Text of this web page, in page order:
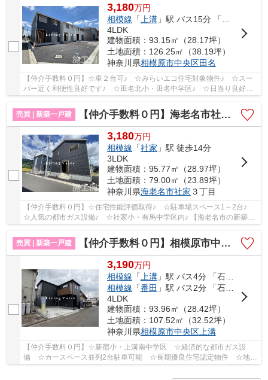
3,180万円
相模線 「 上溝」駅 バス15分 「田名バスターミナル」 停歩6分
4LDK
建物面積：93.15㎡（28.17坪）
土地面積：126.25㎡（38.19坪）
神奈川県相模原市中央区田名
【仲介手数料０円】☆車２台可♪ ☆みらいエコ住宅対象物件♪ ☆スー
パー近く利便性良好です♪ ☆田名北小・田名中学区♪ ☆日当り良好で
売買 | 新築一戸建
【仲介手数料０円】海老名市社家第18 新築一戸建て 全3棟
3,180万円
相模線 「社家 」駅 徒歩14分
3LDK
建物面積：95.77㎡（28.97坪）
土地面積：79.00㎡（23.89坪）
神奈川県海老名市社家 ３丁目
【仲介手数料０円】☆住宅性能評価取得♪ ☆駐車場スペース1～2台♪
☆人気の都市ガス設備♪ ☆社家小・有馬中学区内♪ 【海老名市の新築一
戸建てのことならリビングボイスにお任せ下さい！】
売買 | 新築一戸建
【仲介手数料０円】相模原市中央区上溝第31 新築一戸建て
3,190万円
相模線 「 上溝」駅 バス4分 「石橋（相模原市中央区）」 停歩2分
相模線 「番田 」駅 バス2分 「石橋（相模原市中央区）」 停歩2分
4LDK
建物面積：93.96㎡（28.42坪）
土地面積：107.52㎡（32.52坪）
神奈川県相模原市中央区上溝
【仲介手数料０円】☆新宿小・上溝南中学区 ☆経済的な都市ガス設
備 ☆カースペース並列2台駐車可能 ☆長期優良住宅認定物件 ☆地震
に強い耐震等級 ☆収納スペース豊富 ☆コンビニ徒歩...